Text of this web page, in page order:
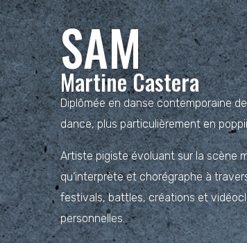
SAM
Martine Castera
Diplômée en danse contemporaine
dance, plus particulièrement en
Artiste pigiste évoluant sur la scène
qu’interprète et chorégraphe à
festivals, battles, créations et
personnelles.